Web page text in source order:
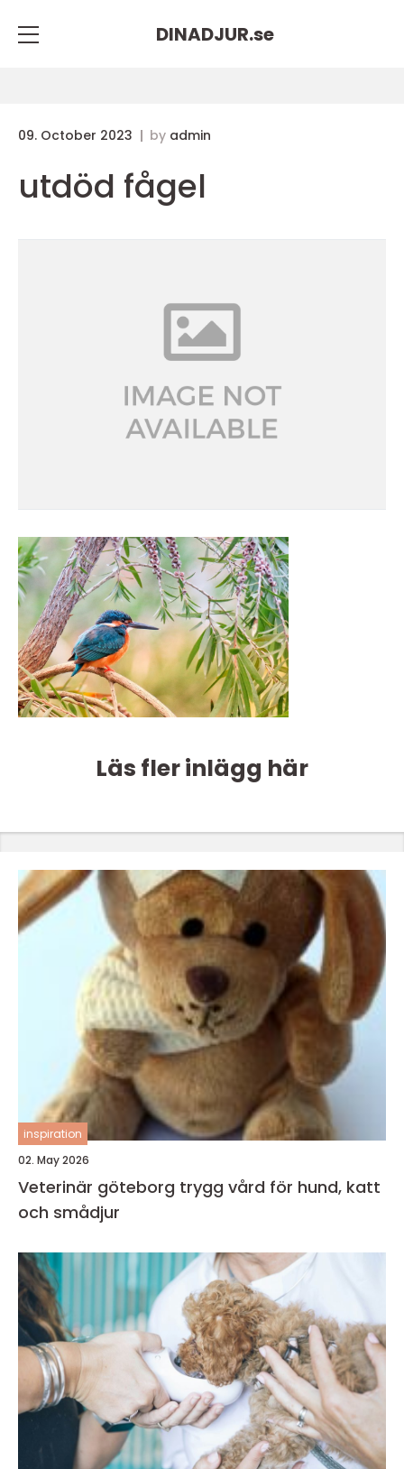
DINADJUR.se
09. October 2023 by admin
utdöd fågel
Läs fler inlägg här
inspiration
02. May 2026
Veterinär göteborg trygg vård för hund, katt
och smådjur